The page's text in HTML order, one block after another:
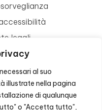
al suo
illustrate nella pagina
di qualunque
o "Accetta tutto",
legali